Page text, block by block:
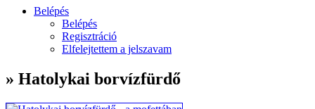
Belépés
Belépés
Regisztráció
Elfelejtettem a jelszavam
» Hatolykai borvízfürdő